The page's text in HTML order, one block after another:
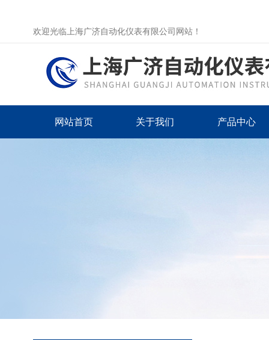
欢迎光临上海广济自动化仪表有限公司网站！
网站首页 关于我们 产品中心